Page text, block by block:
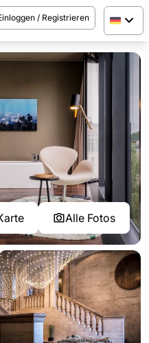
/ Registrieren
Alle Fotos